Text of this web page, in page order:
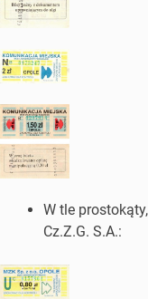
W tle
Cz.Z.G. S.A.: